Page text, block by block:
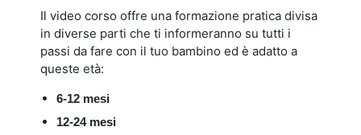
Il video corso offre una formazione pratica divisa
in diverse parti che ti informeranno su tutti i
passi da fare con il tuo bambino ed è adatto a
queste età:
6-12 mesi
12-24 mesi